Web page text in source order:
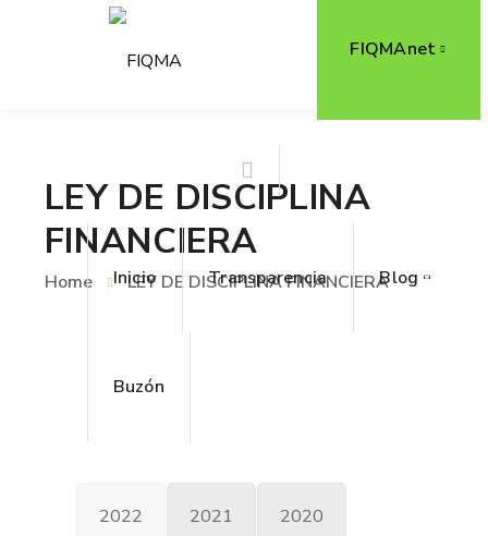
FIQMAnet
Inicio Transparencia Blog
Buzón
LEY DE DISCIPLINA
FINANCIERA
Home LEY DE DISCIPLINA FINANCIERA
2022 2021 2020